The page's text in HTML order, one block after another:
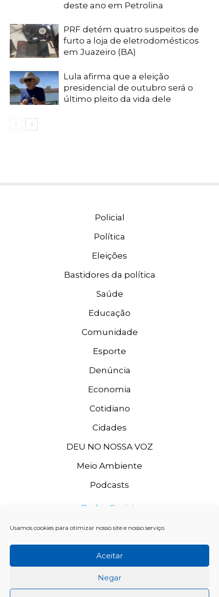
Usamos cookies para otimizar nosso site e nosso serviço.
Aceitar
Negar
deste ano em Petrolina
PRF detém quatro suspeitos de
furto a loja de eletrodomésticos
em Juazeiro (BA)
Lula afirma que a eleição
presidencial de outubro será o
último pleito da vida dele
Policial
Política
Eleições
Bastidores da política
Saúde
Educação
Comunidade
Esporte
Denúncia
Economia
Cotidiano
Cidades
DEU NO NOSSA VOZ
Meio Ambiente
Podcasts
Redes Sociais